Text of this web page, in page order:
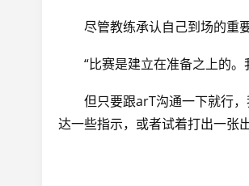
尽管教练承认自己到场的重
“比赛是建立在准备之上的
但只要跟arT沟通一下就行
达一些指示，或者试着打出一张